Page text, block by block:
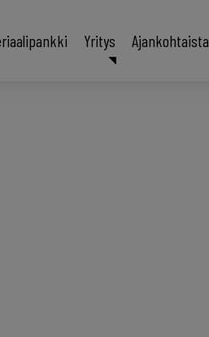
Yritys Ajankohtaista